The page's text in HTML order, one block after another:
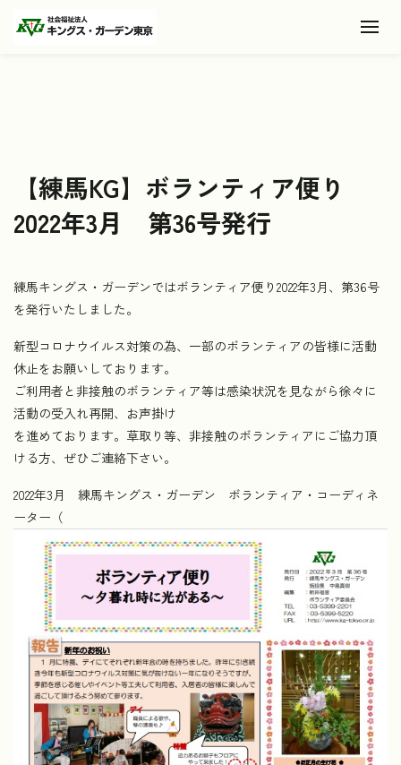
【練馬KG】ボランティア便り
2022年3月 第36号発行
練馬キングス・ガーデンではボランティア便り2022年3月、第36号
を発行いたしました。
新型コロナウイルス対策の為、一部のボランティアの皆様に活動
休止をお願いしております。
ご利用者と非接触のボランティア等は感染状況を見ながら徐々に
活動の受入れ再開、お声掛け
を進めております。草取り等、非接触のボランティアにご協力頂
ける方、ぜひご連絡下さい。
2022年3月 練馬キングス・ガーデン ボランティア・コーディネ
ーター（